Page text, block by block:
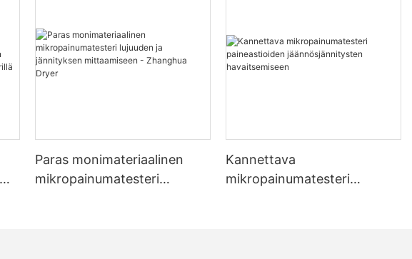
Paras monimateriaalinen
mikropainumatesteri
Kannettava
mikropainumatesteri